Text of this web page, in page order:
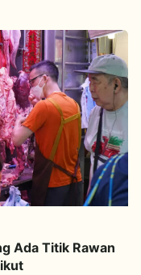
Ada Titik Rawan